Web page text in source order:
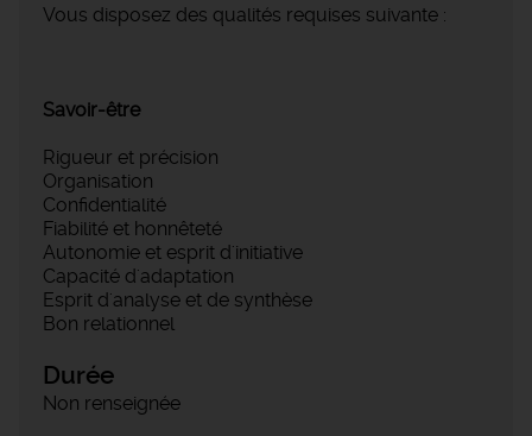
Vous disposez des qualités requises suivante :
Savoir-être
Rigueur et précision
Organisation
Confidentialité
Fiabilité et honnêteté
Autonomie et esprit d'initiative
Capacité d'adaptation
Esprit d'analyse et de synthèse
Bon relationnel
Durée
Non renseignée